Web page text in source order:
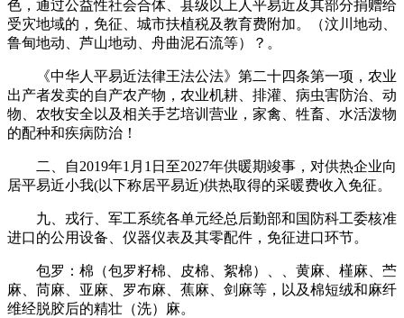
色，通过公益性社会合体、县级以上人平易近及其部分捐赠给
受灾地域的，免征、城市扶植税及教育费附加。（汶川地动、
鲁甸地动、芦山地动、舟曲泥石流等）？。
《中华人平易近法律王法公法》第二十四条第一项，农业
出产者发卖的自产农产物，农业机耕、排灌、病虫害防治、动
物、农牧安全以及相关手艺培训营业，家禽、牲畜、水活泼物
的配种和疾病防治！
二、自2019年1月1日至2027年供暖期竣事，对供热企业向
居平易近小我(以下称居平易近)供热取得的采暖费收入免征。
九、戎行、军工系统各单元经总后勤部和国防科工委核准
进口的公用设备、仪器仪表及其零配件，免征进口环节。
包罗：棉（包罗籽棉、皮棉、絮棉）、、黄麻、槿麻、苎
麻、苘麻、亚麻、罗布麻、蕉麻、剑麻等，以及棉短绒和麻纤
维经脱胶后的精壮（洗）麻。